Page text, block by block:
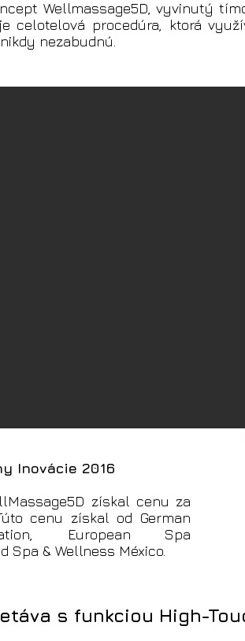
Wellmassage5D, vyvinutý
celotelová procedúra, ktorá
nezabudnú.
Inovácie 2016
získal cenu za
cenu získal od German
European Spa
Spa & Wellness México.
s funkciou High-